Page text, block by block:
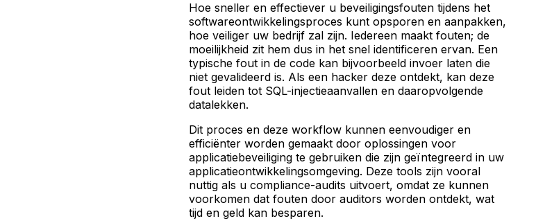
Hoe sneller en effectiever u beveiligingsfouten tijdens het
softwareontwikkelingsproces kunt opsporen en aanpakken,
hoe veiliger uw bedrijf zal zijn. Iedereen maakt fouten; de
moeilijkheid zit hem dus in het snel identificeren ervan. Een
typische fout in de code kan bijvoorbeeld invoer laten die
niet gevalideerd is. Als een hacker deze ontdekt, kan deze
fout leiden tot SQL-injectieaanvallen en daaropvolgende
datalekken.
Dit proces en deze workflow kunnen eenvoudiger en
efficiënter worden gemaakt door oplossingen voor
applicatiebeveiliging te gebruiken die zijn geïntegreerd in uw
applicatieontwikkelingsomgeving. Deze tools zijn vooral
nuttig als u compliance-audits uitvoert, omdat ze kunnen
voorkomen dat fouten door auditors worden ontdekt, wat
tijd en geld kan besparen.